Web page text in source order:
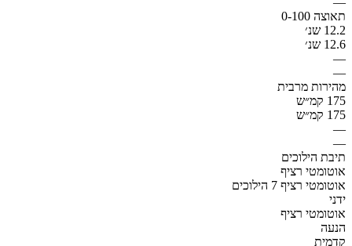
תאוצה 0-100
12.2 שנ׳
12.6 שנ׳
—
—
מהירות מרבית
175 קמ״ש
175 קמ״ש
—
—
תיבת הילוכים
אוטומטי רציף
אוטומטי רציף 7 הילוכים
ידני
אוטומטי רציף
הנעה
קדמית